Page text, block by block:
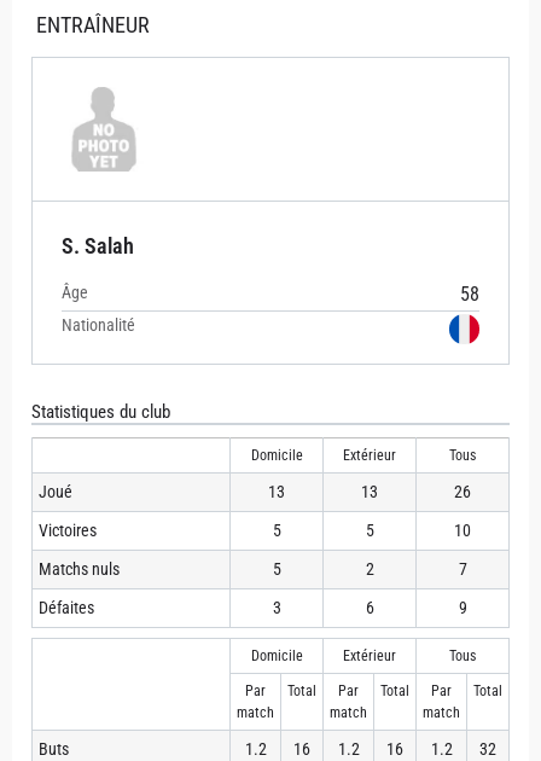
ENTRAÎNEUR
S. Salah
Âge 58
Nationalité
Statistiques du club
Domicile Extérieur Tous
Joué 13 13
26
Victoires
5 5
10
Matchs nuls
5 2
7
Défaites
3 6 9
Domicile Extérieur Tous
Par
match
Total
Par
match
Total
Par
match
Total
Buts 1.2 16 1.2 16 1.2
32